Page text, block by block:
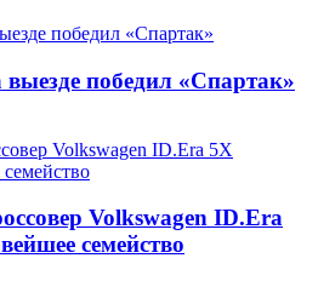
победил «Спартак»
Volkswagen ID.Era
семейство